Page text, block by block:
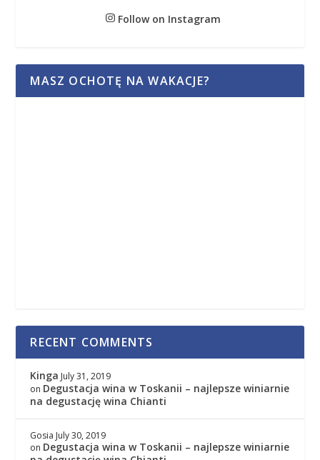
Follow on Instagram
MASZ OCHOTĘ NA WAKACJE?
RECENT COMMENTS
Kinga July 31, 2019
on Degustacja wina w Toskanii – najlepsze winiarnie
na degustację wina Chianti
Gosia July 30, 2019
on Degustacja wina w Toskanii – najlepsze winiarnie